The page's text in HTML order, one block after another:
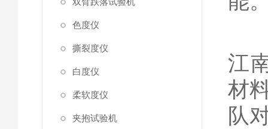
色度仪
撕裂度仪
白度仪
柔软度仪
夹抱试验机
江
材
队